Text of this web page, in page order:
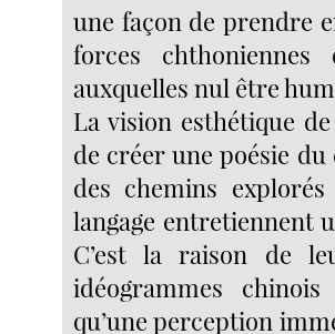
une façon de prendre
forces
auxquelles nul être
La vision esthétique
de créer une poésie
des chemins
langage entretiennent
C’est la raison de
idéogrammes
qu’une perception